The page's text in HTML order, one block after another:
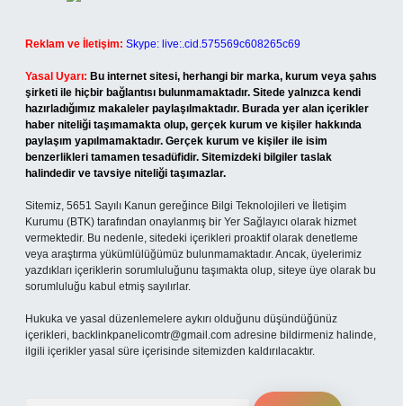
Reklam ve İletişim: Skype: live:.cid.575569c608265c69
Yasal Uyarı: Bu internet sitesi, herhangi bir marka, kurum veya şahıs
şirketi ile hiçbir bağlantısı bulunmamaktadır. Sitede yalnızca kendi
hazırladığımız makaleler paylaşılmaktadır. Burada yer alan içerikler
haber niteliği taşımamakta olup, gerçek kurum ve kişiler hakkında
paylaşım yapılmamaktadır. Gerçek kurum ve kişiler ile isim
benzerlikleri tamamen tesadüfidir. Sitemizdeki bilgiler taslak
halindedir ve tavsiye niteliği taşımazlar.
Sitemiz, 5651 Sayılı Kanun gereğince Bilgi Teknolojileri ve İletişim
Kurumu (BTK) tarafından onaylanmış bir Yer Sağlayıcı olarak hizmet
vermektedir. Bu nedenle, sitedeki içerikleri proaktif olarak denetleme
veya araştırma yükümlülüğümüz bulunmamaktadır. Ancak, üyelerimiz
yazdıkları içeriklerin sorumluluğunu taşımakta olup, siteye üye olarak bu
sorumluluğu kabul etmiş sayılırlar.
Hukuka ve yasal düzenlemelere aykırı olduğunu düşündüğünüz
içerikleri, backlinkpanelicomtr@gmail.com adresine bildirmeniz halinde,
ilgili içerikler yasal süre içerisinde sitemizden kaldırılacaktır.